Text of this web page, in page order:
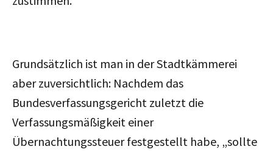
Grundsätzlich ist man in der Stadtkämmerei
aber zuversichtlich: Nachdem das
Bundesverfassungsgericht zuletzt die
Verfassungsmäßigkeit einer
Übernachtungssteuer festgestellt habe, „sollte